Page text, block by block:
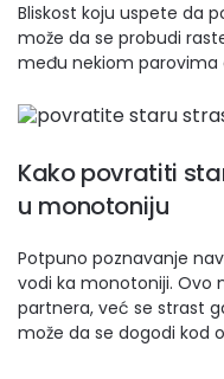
Bliskost koju uspete da
može da se probudi
među nekiom parovima
Kako povratiti
u monotoniju
Potpuno poznavanje
vodi ka monotoniji. Ovo
partnera, već se strast
može da se dogodi kod